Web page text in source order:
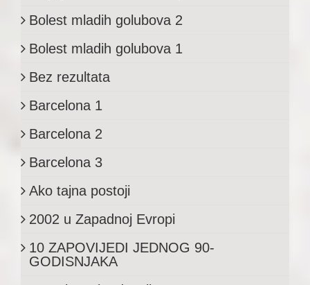
Bolest mladih golubova 2
Bolest mladih golubova 1
Bez rezultata
Barcelona 1
Barcelona 2
Barcelona 3
Ako tajna postoji
2002 u Zapadnoj Evropi
10 ZAPOVIJEDI JEDNOG 90-
GODISNJAKA